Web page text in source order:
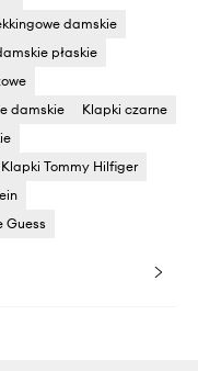
damskie
płaskie
damskie
Klapki czarne
Klapki Tommy Hilfiger
Guess